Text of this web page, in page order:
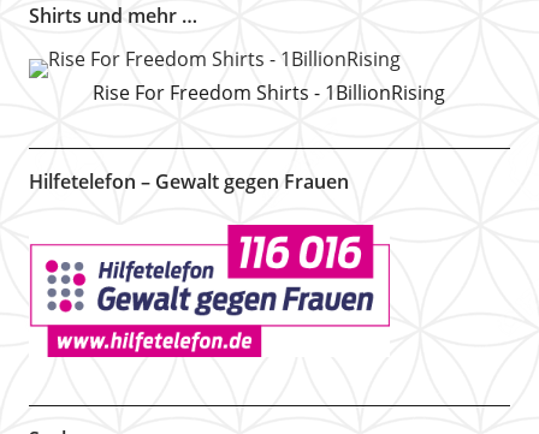
Shirts und mehr …
Rise For Freedom Shirts - 1BillionRising
Hilfetelefon – Gewalt gegen Frauen